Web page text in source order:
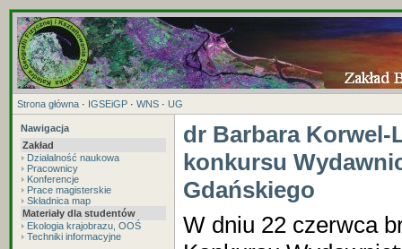
Strona główna · IGSEiGP · WNS · UG
Nawigacja
Zakład
Działalność naukowa
Pracownicy
Konferencje
Prace magisterskie
Składnica map
Materiały dla studentów
Ekologia krajobrazu, OOŚ
Techniki informacyjne
dr Barbara Korwel-
konkursu
Gdańskiego
W dniu 22 czerwca